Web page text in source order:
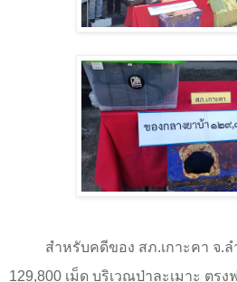
สำหรับคดีของ สภ.เกาะคา จ.ล
129,800 เม็ด บริเวณป่าละเมาะ ตร